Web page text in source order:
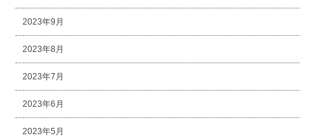
2023年9月
2023年8月
2023年7月
2023年6月
2023年5月